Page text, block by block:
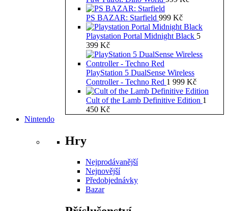
PS BAZAR: Starfield 999 Kč
Playstation Portal Midnight Black 5
399 Kč
PlayStation 5 DualSense Wireless
Controller - Techno Red 1 999 Kč
Cult of the Lamb Definitive Edition 1
450 Kč
Nintendo
Hry
Nejprodávanější
Nejnovější
Předobjednávky
Bazar